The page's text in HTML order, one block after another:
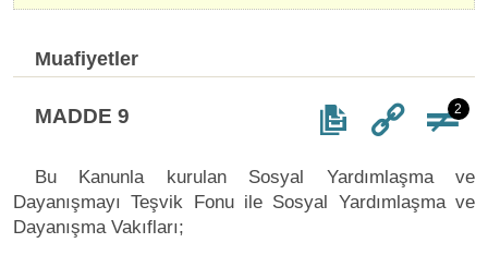
Muafiyetler
MADDE 9 2
Bu Kanunla kurulan Sosyal Yardımlaşma ve
Dayanışmayı Teşvik Fonu ile Sosyal Yardımlaşma ve
Dayanışma Vakıfları;